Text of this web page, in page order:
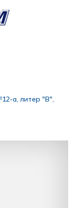
а, литер "В",